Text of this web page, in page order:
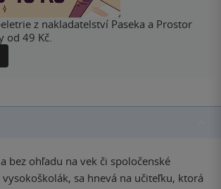
z nakladatelství Paseka a Prostor
od 49 Kč.
bez ohľadu na vek či spoločenské
sa hnevá na učiteľku, ktorá